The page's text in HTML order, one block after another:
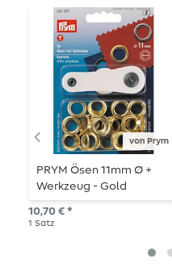
von Prym
PRYM Ösen 11mm Ø +
Werkzeug - Gold
10,70 € *
1 Satz